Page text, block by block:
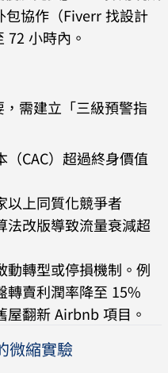
協作（Fiverr 找設計
72 小時內。
需建立「三級預警指
（CAC）超過終身價值
以上同質化競爭者
法改版導致流量衰減超
動轉型或停損機制。例
轉賣利潤率降至 15%
屋翻新 Airbnb 項目。
微縮實驗